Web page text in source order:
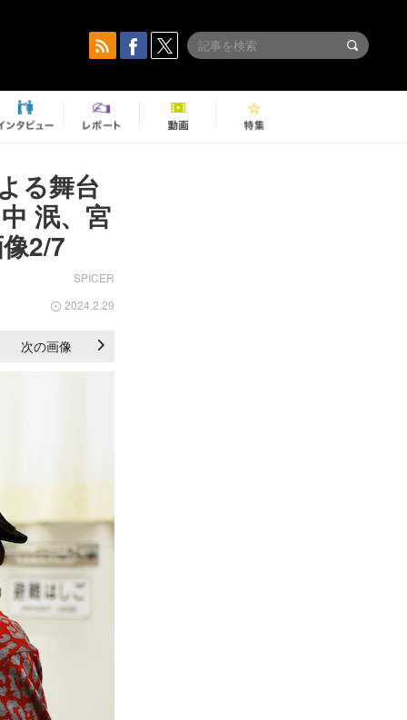
る舞台
泯、宮
2/7
SPICER
2024.2.29
次の画像